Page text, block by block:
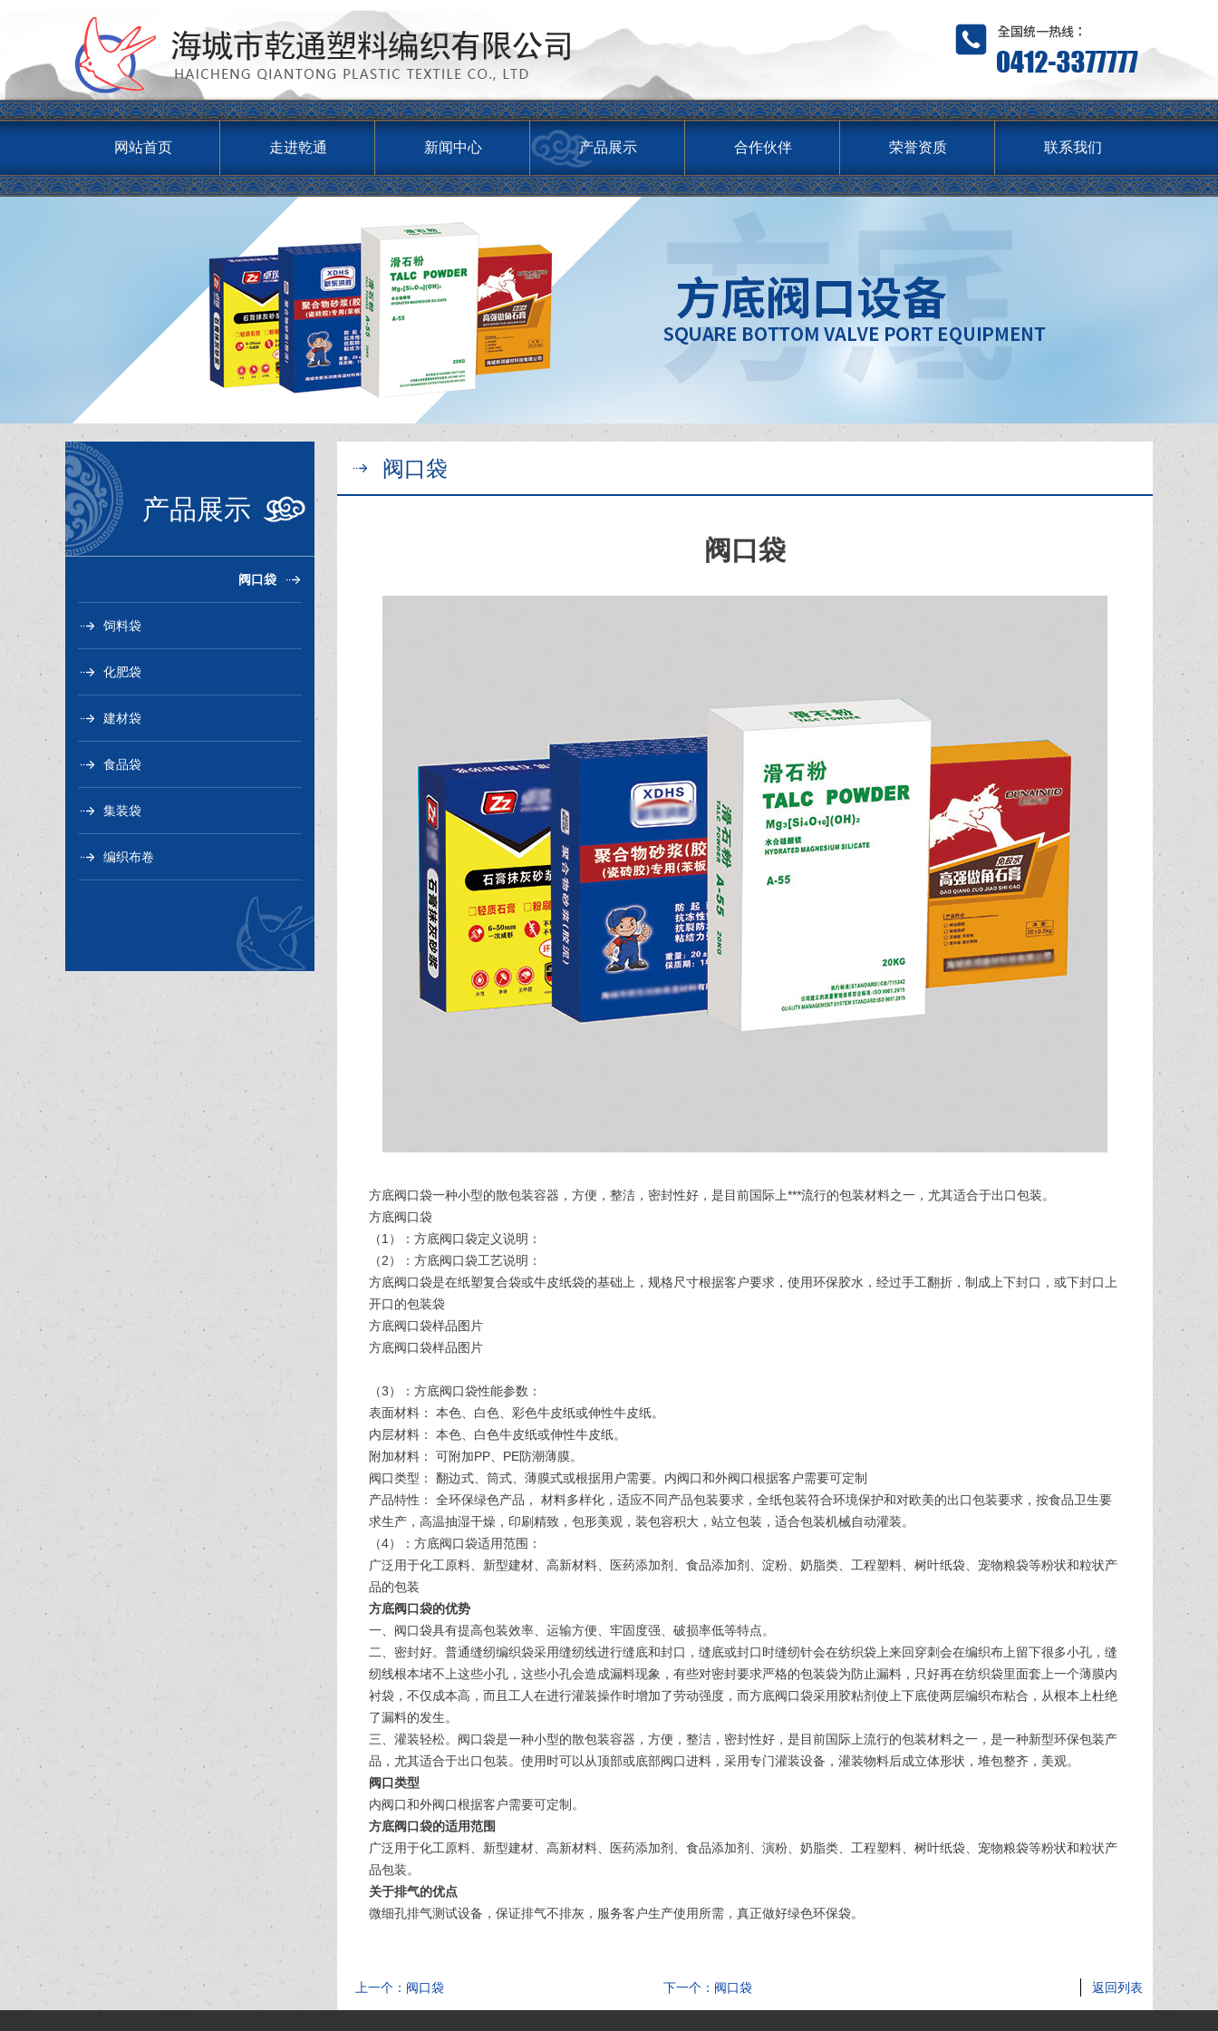
网站首页 走进乾通 新闻中心 产品展示 合作伙伴 荣誉资质 联系我们
产品展示
阀口袋
饲料袋
化肥袋
建材袋
食品袋
集装袋
编织布卷
阀口袋
阀口袋
方底阀口袋一种小型的散包装容器，方便，整洁，密封性好，是目前国际上***流行的包装材料之一，尤其适合于出口包装。
方底阀口袋
（1）：方底阀口袋定义说明：
（2）：方底阀口袋工艺说明：
方底阀口袋是在纸塑复合袋或牛皮纸袋的基础上，规格尺寸根据客户要求，使用环保胶水，经过手工翻折，制成上下封口，或下封口上
开口的包装袋
方底阀口袋样品图片
方底阀口袋样品图片
（3）：方底阀口袋性能参数：
表面材料： 本色、白色、彩色牛皮纸或伸性牛皮纸。
内层材料： 本色、白色牛皮纸或伸性牛皮纸。
附加材料： 可附加PP、PE防潮薄膜。
阀口类型： 翻边式、筒式、薄膜式或根据用户需要。内阀口和外阀口根据客户需要可定制
产品特性： 全环保绿色产品， 材料多样化，适应不同产品包装要求，全纸包装符合环境保护和对欧美的出口包装要求，按食品卫生要
求生产，高温抽湿干燥，印刷精致，包形美观，装包容积大，站立包装，适合包装机械自动灌装。
（4）：方底阀口袋适用范围：
广泛用于化工原料、新型建材、高新材料、医药添加剂、食品添加剂、淀粉、奶脂类、工程塑料、树叶纸袋、宠物粮袋等粉状和粒状产
品的包装
方底阀口袋的优势
一、阀口袋具有提高包装效率、运输方便、牢固度强、破损率低等特点。
二、密封好。普通缝纫编织袋采用缝纫线进行缝底和封口，缝底或封口时缝纫针会在纺织袋上来回穿刺会在编织布上留下很多小孔，缝
纫线根本堵不上这些小孔，这些小孔会造成漏料现象，有些对密封要求严格的包装袋为防止漏料，只好再在纺织袋里面套上一个薄膜内
衬袋，不仅成本高，而且工人在进行灌装操作时增加了劳动强度，而方底阀口袋采用胶粘剂使上下底使两层编织布粘合，从根本上杜绝
了漏料的发生。
三、灌装轻松。阀口袋是一种小型的散包装容器，方便，整洁，密封性好，是目前国际上流行的包装材料之一，是一种新型环保包装产
品，尤其适合于出口包装。使用时可以从顶部或底部阀口进料，采用专门灌装设备，灌装物料后成立体形状，堆包整齐，美观。
阀口类型
内阀口和外阀口根据客户需要可定制。
方底阀口袋的适用范围
广泛用于化工原料、新型建材、高新材料、医药添加剂、食品添加剂、演粉、奶脂类、工程塑料、树叶纸袋、宠物粮袋等粉状和粒状产
品包装。
关于排气的优点
微细孔排气测试设备，保证排气不排灰，服务客户生产使用所需，真正做好绿色环保袋。
上一个：阀口袋 下一个：阀口袋 返回列表